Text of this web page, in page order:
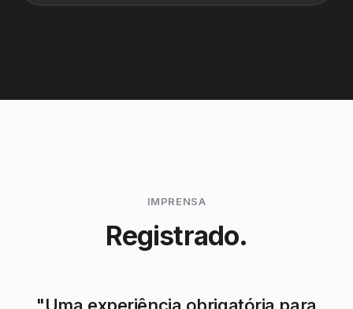
IMPRENSA
Registrado.